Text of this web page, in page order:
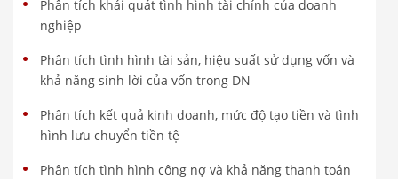
Phân tích khái quát tình hình tài chính của doanh
nghiệp
Phân tích tình hình tài sản, hiệu suất sử dụng vốn và
khả năng sinh lời của vốn trong DN
Phân tích kết quả kinh doanh, mức độ tạo tiền và tình
hình lưu chuyển tiền tệ
Phân tích tình hình công nợ và khả năng thanh toán